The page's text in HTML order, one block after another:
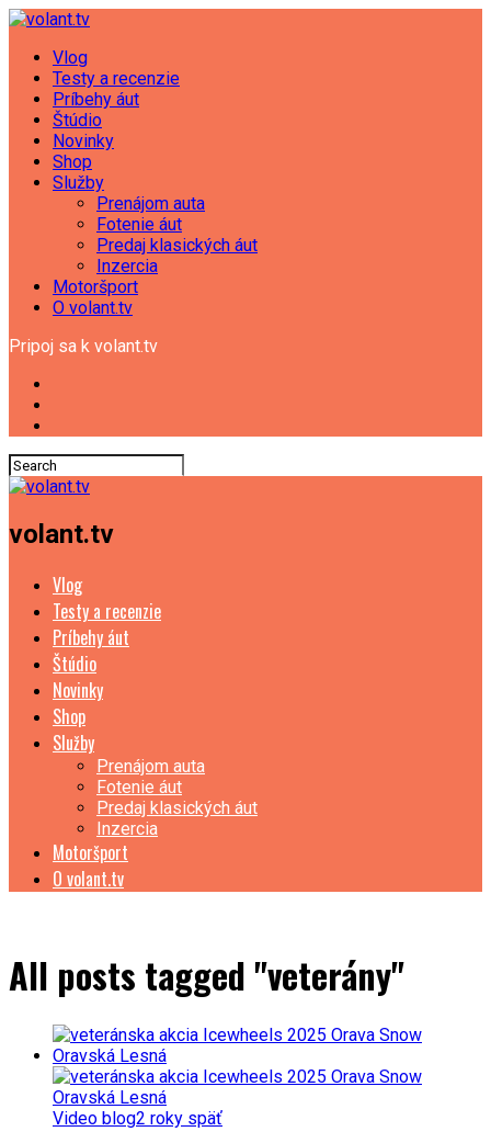
Vlog
Testy a recenzie
Príbehy áut
Štúdio
Novinky
Shop
Služby
Prenájom auta
Fotenie áut
Predaj klasických áut
Inzercia
Motoršport
O volant.tv
Pripoj sa k volant.tv
volant.tv
Vlog
Testy a recenzie
Príbehy áut
Štúdio
Novinky
Shop
Služby
Prenájom auta
Fotenie áut
Predaj klasických áut
Inzercia
Motoršport
O volant.tv
All posts tagged "veterány"
Video blog2 roky späť